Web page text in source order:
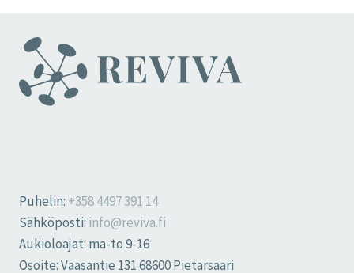
Puhelin: +358 4497 391 14
Sähköposti: info@reviva.fi
Aukioloajat: ma-to 9-16
Osoite: Vaasantie 131 68600 Pietarsaari